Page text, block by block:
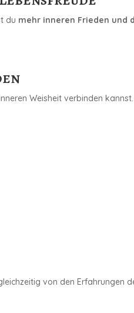
du mehr inneren Frieden und
Weisheit verbinden
von den Erfahrungen